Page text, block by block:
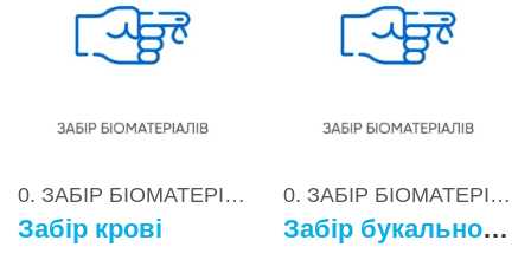
0. ЗАБІР БІОМАТЕРІАЛІВ
Забір крові
0. ЗАБІР БІОМАТЕРІАЛІВ
Забір букального епітелію